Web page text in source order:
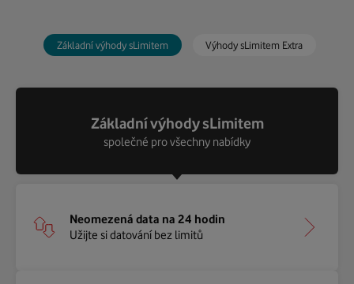
Základní výhody sLimitem Výhody sLimitem Extra
Základní výhody sLimitem
společné pro všechny nabídky
Neomezená data na 24 hodin
Užijte si datování bez limitů
Výhody sLimitem Extra
mají všechny základní výhody a k tomu navíc...
Sleva na nový telefon
Pořiďte si nový telefon se slevou až